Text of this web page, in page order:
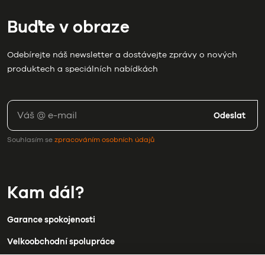
Buďte v obraze
Odebírejte náš newsletter a dostávejte zprávy o nových
produktech a speciálních nabídkách
Odeslat
Souhlasím sezpracováním osobních údajů
Kam dál?
Garance spokojenosti
Velkoobchodní spolupráce